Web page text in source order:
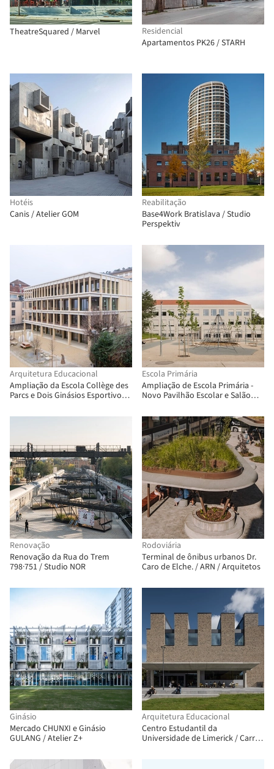
TheatreSquared / Marvel
Residencial
Apartamentos PK26 / STARH
Hotéis
Canis / Atelier GOM
Reabilitação
Base4Work Bratislava / Studio
Perspektiv
Arquitetura Educacional
Ampliação da Escola Collège des
Parcs e Dois Ginásios Esportivos /
Escola Primária
Ampliação de Escola Primária -
Novo Pavilhão Escolar e Salão
Renovação
Renovação da Rua do Trem
798·751 / Studio NOR
Rodoviária
Terminal de ônibus urbanos Dr.
Caro de Elche. / ARN / Arquitetos
Ginásio
Mercado CHUNXI e Ginásio
GULANG / Atelier Z+
Arquitetura Educacional
Centro Estudantil da
Universidade de Limerick / Carr